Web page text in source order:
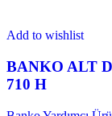
Add to wishlist
BANKO ALT
710 H